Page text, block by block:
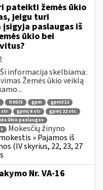
pateikti žemės ūkio
jeigu turi
paslaugas iš
ūkio bei
informacija skelbiama:
Žemės ūkio veiklą
fr0573 gpm
gpm312
str gpmį 6 str
gpmį 22 str.
ūkio paslaugos
Mokesčių žinyno
» Pajamos iš
(IV skyrius, 22, 23, 27
Nr. VA-16